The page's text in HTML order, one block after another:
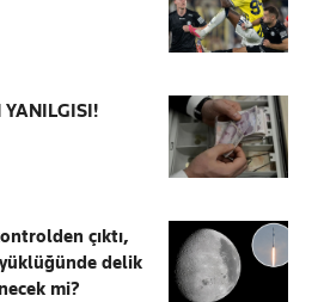
YANILGISI!
çıktı,
delik
mi?